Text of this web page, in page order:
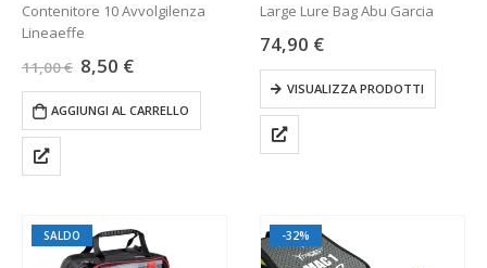
Contenitore 10 Avvolgilenza
Lineaeffe
11,00€ 8,50 €
AGGIUNGI AL CARRELLO
Large Lure Bag Abu Garcia
74,90 €
VISUALIZZA PRODOTTI
SALDO -32%